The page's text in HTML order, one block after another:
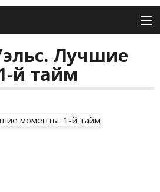
Лучшие
й тайм